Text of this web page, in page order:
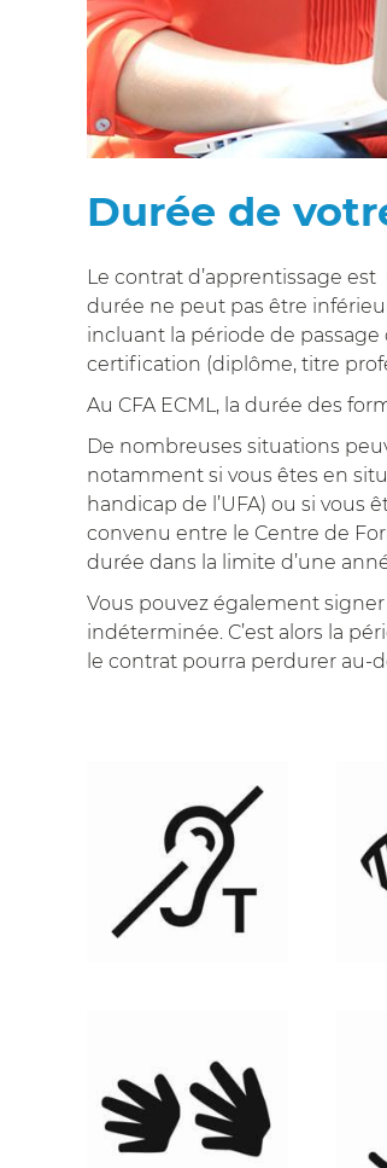
Durée de
Le contrat d’apprentissage
durée ne peut pas être
incluant la période de passage
certification (diplôme, titre
Au CFA ECML, la durée des
De nombreuses situations
notamment si vous êtes en
handicap de l’UFA) ou si vous
convenu entre le Centre de
durée dans la limite d’une
Vous pouvez également
indéterminée. C’est alors la
le contrat pourra perdurer au-